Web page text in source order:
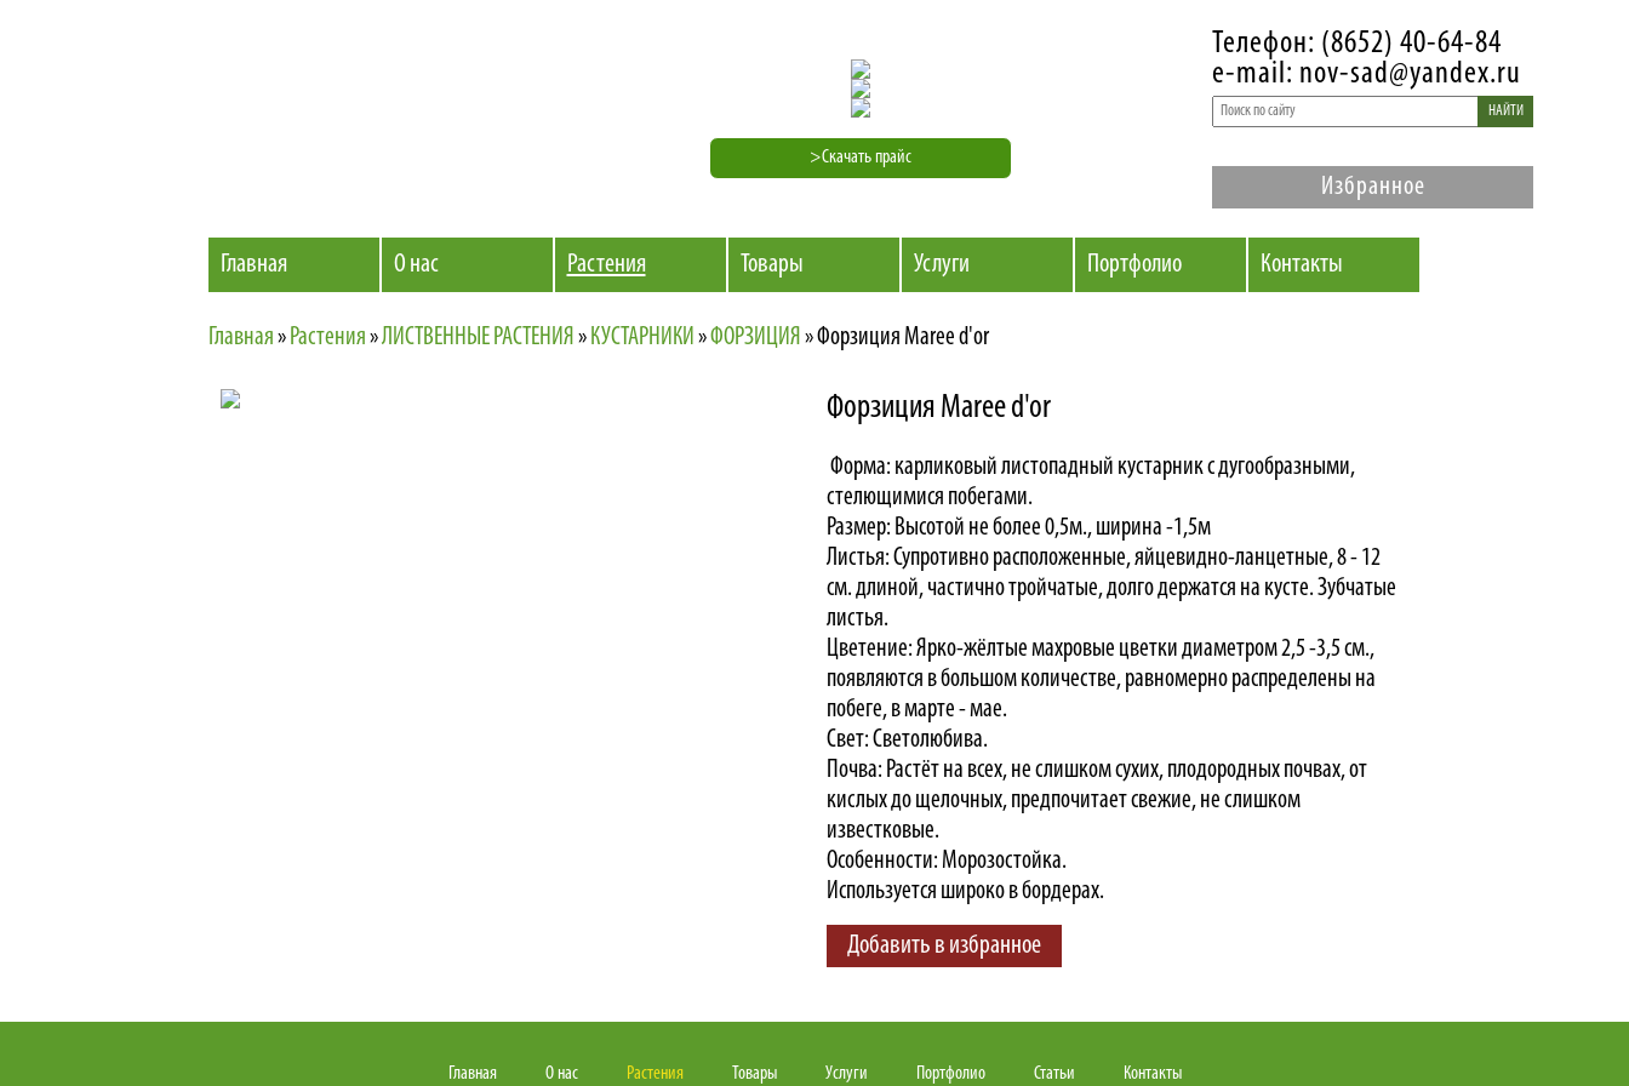
>Скачать прайс
Телефон: (8652) 40-64-84
e-mail: nov-sad@yandex.ru
НАЙТИ
Избранное
Главная О нас Растения Товары Услуги Портфолио Контакты
Главная» Растения»ЛИСТВЕННЫЕ РАСТЕНИЯ » КУСТАРНИКИ »ФОРЗИЦИЯ »Форзиция Maree d'or
Форзиция Maree d'or
Форма: карликовый листопадный кустарник с дугообразными,
стелющимися побегами.
Размер: Высотой не более 0,5м., ширина -1,5м
Листья: Супротивно расположенные, яйцевидно-ланцетные, 8 - 12
см. длиной, частично тройчатые, долго держатся на кусте. Зубчатые
листья.
Цветение: Ярко-жёлтые махровые цветки диаметром 2,5 -3,5 см.,
появляются в большом количестве, равномерно распределены на
побеге, в марте - мае.
Свет: Светолюбива.
Почва: Растёт на всех, не слишком сухих, плодородных почвах, от
кислых до щелочных, предпочитает свежие, не слишком
известковые.
Особенности: Морозостойка.
Используется широко в бордерах.
Добавить в избранное
Главная О нас Растения Товары Услуги Портфолио Статьи Контакты